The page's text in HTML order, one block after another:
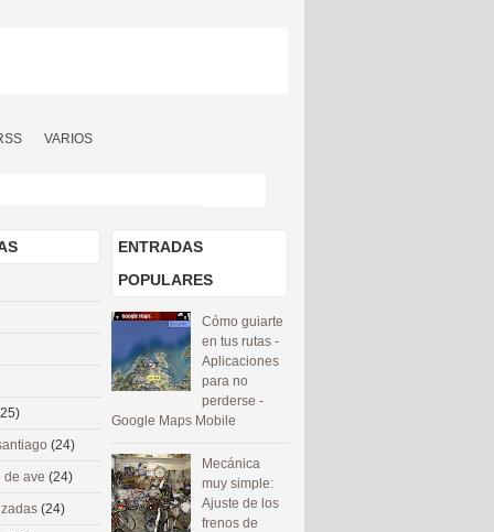
VARIOS
ENTRADAS
POPULARES
Cómo guiarte
en tus rutas -
Aplicaciones
para no
perderse -
Google Maps Mobile
Mecánica
muy simple:
Ajuste de los
frenos de
(24)
de ave (24)
(24)